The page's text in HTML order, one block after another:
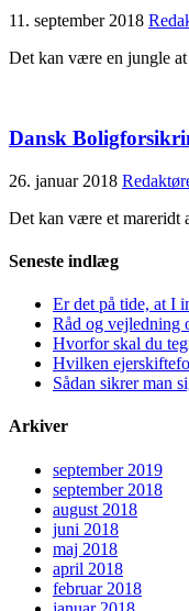
11. september 2018
Det kan være en jungle
Dansk
26. januar 2018
Det kan være et mareridt
Seneste indlæg
Er det på tide, at I
Råd og vejledning
Hvorfor skal du
Hvilken
Sådan sikrer man
Arkiver
september 2019
september 2018
august 2018
juni 2018
maj 2018
april 2018
februar 2018